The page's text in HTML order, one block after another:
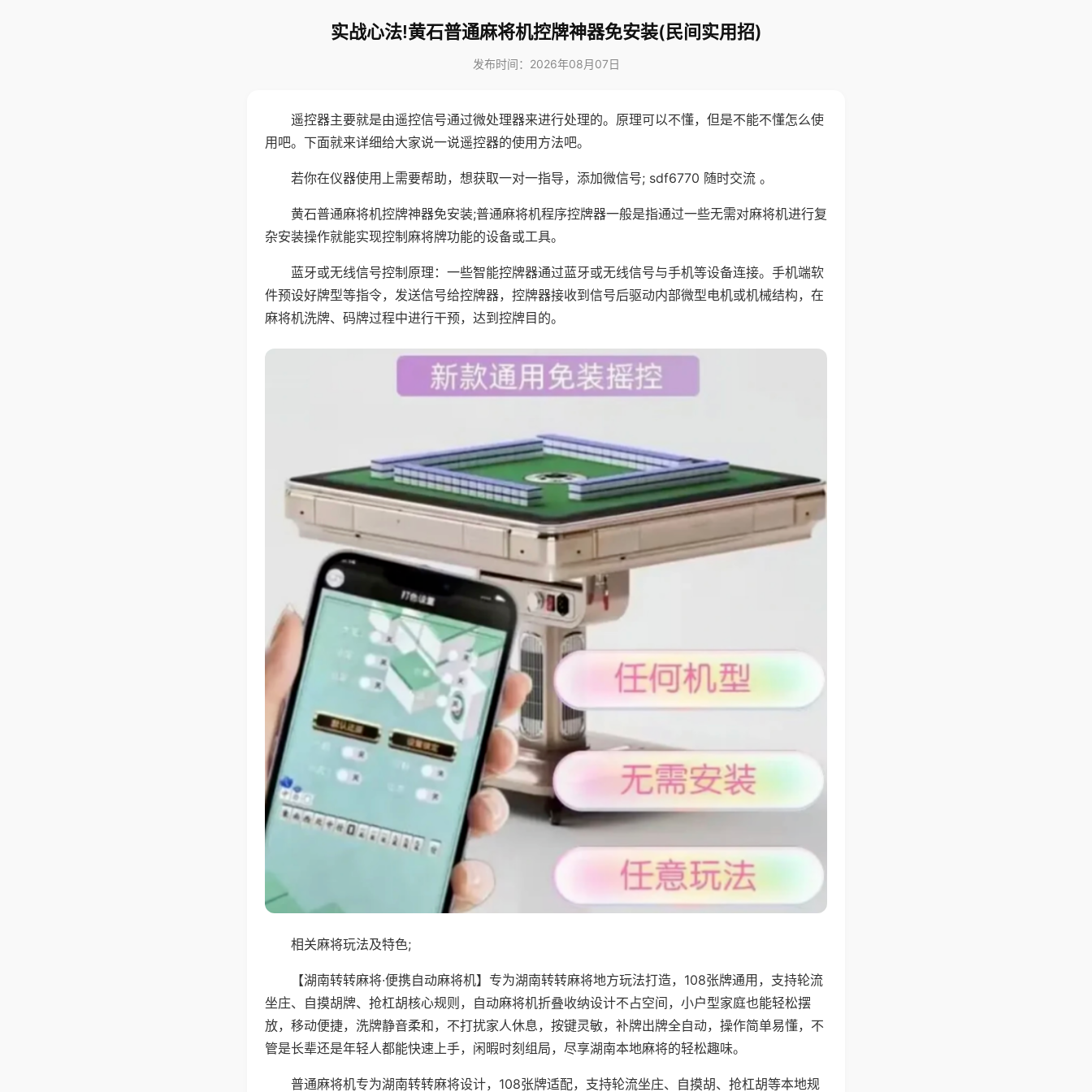
实战心法!黄石普通麻将机控牌神器免安装(民间实用招)
发布时间：2026年08月07日
遥控器主要就是由遥控信号通过微处理器来进行处理的。原理可以不懂，但是不能不懂怎么使
用吧。下面就来详细给大家说一说遥控器的使用方法吧。
若你在仪器使用上需要帮助，想获取一对一指导，添加微信号; sdf6770 随时交流 。
黄石普通麻将机控牌神器免安装;普通麻将机程序控牌器一般是指通过一些无需对麻将机进行复
杂安装操作就能实现控制麻将牌功能的设备或工具。
蓝牙或无线信号控制原理：一些智能控牌器通过蓝牙或无线信号与手机等设备连接。手机端软
件预设好牌型等指令，发送信号给控牌器，控牌器接收到信号后驱动内部微型电机或机械结构，在
麻将机洗牌、码牌过程中进行干预，达到控牌目的。
相关麻将玩法及特色;
【湖南转转麻将·便携自动麻将机】专为湖南转转麻将地方玩法打造，108张牌通用，支持轮流
坐庄、自摸胡牌、抢杠胡核心规则，自动麻将机折叠收纳设计不占空间，小户型家庭也能轻松摆
放，移动便捷，洗牌静音柔和，不打扰家人休息，按键灵敏，补牌出牌全自动，操作简单易懂，不
管是长辈还是年轻人都能快速上手，闲暇时刻组局，尽享湖南本地麻将的轻松趣味。
普通麻将机专为湖南转转麻将设计，108张牌适配，支持轮流坐庄、自摸胡、抢杠胡等本地规